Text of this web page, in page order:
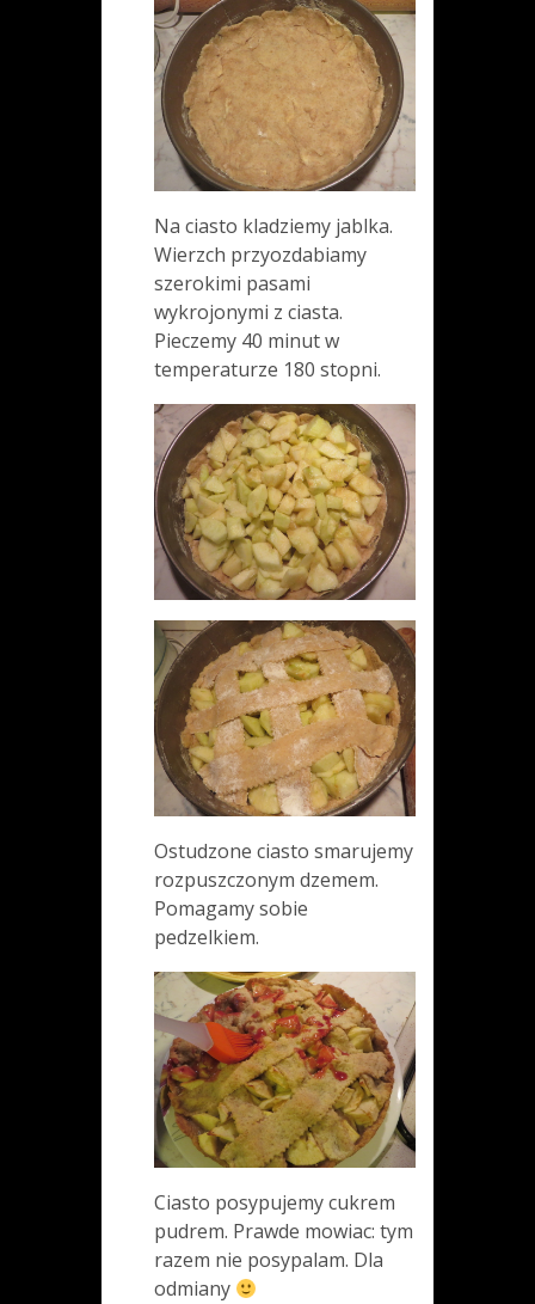
Na ciasto kladziemy jablka.
Wierzch przyozdabiamy
szerokimi pasami
wykrojonymi z ciasta.
Pieczemy 40 minut w
temperaturze 180 stopni.
Ostudzone ciasto smarujemy
rozpuszczonym dzemem.
Pomagamy sobie
pedzelkiem.
Ciasto posypujemy cukrem
pudrem. Prawde mowiac: tym
razem nie posypalam. Dla
odmiany